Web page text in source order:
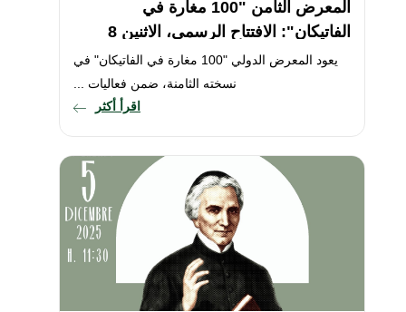
المعرض الثامن "100 مغارة في
الفاتيكان": الافتتاح الرسمي، الاثنين 8
كانون الأول/ديسمبر
يعود المعرض الدولي "100 مغارة في الفاتيكان" في
نسخته الثامنة، ضمن فعاليات ...
اقرأ أكثر